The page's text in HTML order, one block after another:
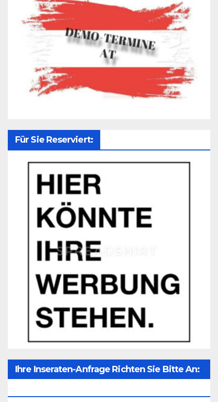
Für Sie Reserviert:
Ihre Inseraten-Anfrage Richten Sie Bitte An: